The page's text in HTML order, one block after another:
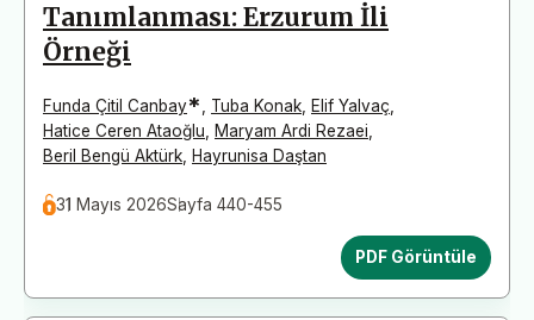
Tanımlanması: Erzurum İli
Örneği
Funda Çitil Canbay* Tuba Konak Elif Yalvaç
Hatice Ceren Ataoğlu
Maryam Ardi Rezaei
Beril Bengü Aktürk
Hayrunisa Daştan
31 Mayıs 2026Sayfa 440-455
PDF Görüntüle